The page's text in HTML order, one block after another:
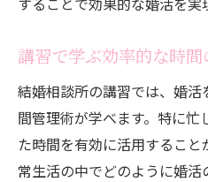
講習で学ぶ効率的な時
結婚相談所の講習では、婚
間管理術が学べます。特に
た時間を有効に活用するこ
常生活の中でどのように婚